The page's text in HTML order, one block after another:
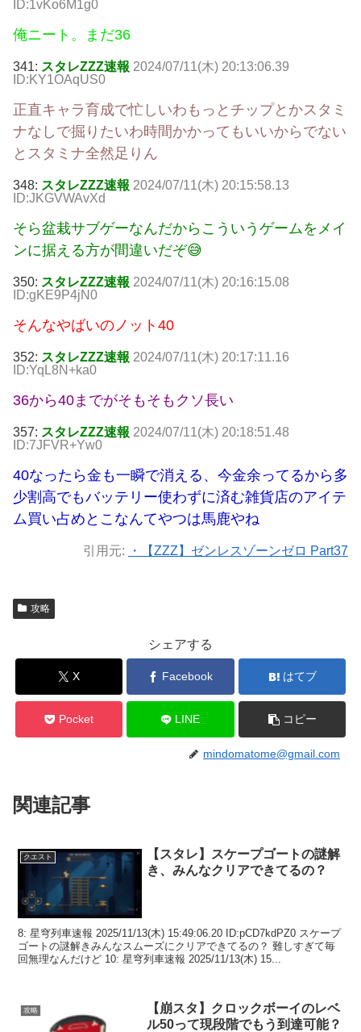
ID:1vKo6M1g0
俺ニート。まだ36
341: スタレZZZ速報 2024/07/11(木) 20:13:06.39
ID:KY1OAqUS0
正直キャラ育成で忙しいわもっとチップとかスタミ
ナなしで掘りたいわ時間かかってもいいからでない
とスタミナ全然足りん
348: スタレZZZ速報 2024/07/11(木) 20:15:58.13
ID:JKGVWAvXd
そら盆栽サブゲーなんだからこういうゲームをメイ
ンに据える方が間違いだぞ😅
350: スタレZZZ速報 2024/07/11(木) 20:16:15.08
ID:gKE9P4jN0
そんなやばいのノット40
352: スタレZZZ速報 2024/07/11(木) 20:17:11.16
ID:YqL8N+ka0
36から40までがそもそもクソ長い
357: スタレZZZ速報 2024/07/11(木) 20:18:51.48
ID:7JFVR+Yw0
40なったら金も一瞬で消える、今金余ってるから多
少割高でもバッテリー使わずに済む雑貨店のアイテ
ム買い占めとこなんてやつは馬鹿やね
引用元: ・【ZZZ】ゼンレスゾーンゼロ Part37
攻略
シェアする
X Facebook はてブ
Pocket LINE コピー
mindomatome@gmail.com
関連記事
クエスト
【スタレ】スケープゴートの謎解
き、みんなクリアできてるの？
8: 星穹列車速報 2025/11/13(木) 15:49:06.20 ID:pCD7kdPZ0 スケープ
ゴートの謎解きみんなスムーズにクリアできてるの？ 難しすぎて毎
回無理なんだけど 10: 星穹列車速報 2025/11/13(木) 15...
攻略
【崩スタ】クロックボーイのレベ
ル50って現段階でもう到達可能？